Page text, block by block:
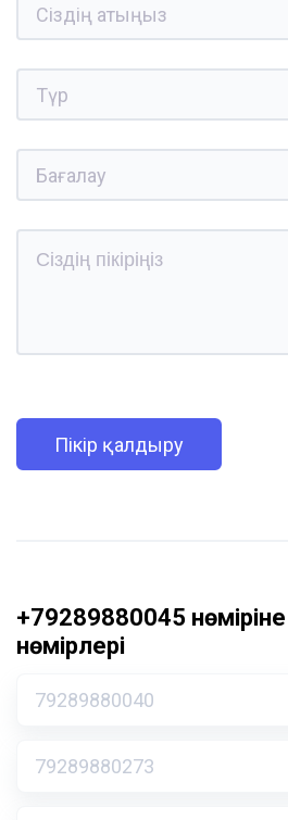
Пікір қалдыру
+79289880045
нөмірлері
79289880040
79289880273